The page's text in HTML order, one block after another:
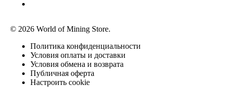
© 2026 World of Mining Store.
Политика конфиденциальности
Условия оплаты и доставки
Условия обмена и возврата
Публичная оферта
Настроить cookie